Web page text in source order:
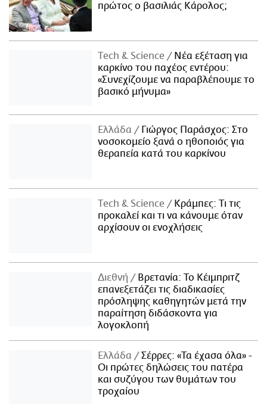
πρώτος ο βασιλιάς Κάρολος;
Τech & Science
Νέα εξέταση για
καρκίνο του παχέος εντέρου:
«Συνεχίζουμε να παραβλέπουμε το
βασικό μήνυμα»
Ελλάδα
Γιώργος Παράσχος: Στο
νοσοκομείο ξανά ο ηθοποιός για
θεραπεία κατά του καρκίνου
Τech & Science
Κράμπες: Τι τις
προκαλεί και τι να κάνουμε όταν
αρχίσουν οι ενοχλήσεις
Διεθνή
Βρετανία: Το Κέιμπριτζ
επανεξετάζει τις διαδικασίες
πρόσληψης καθηγητών μετά την
παραίτηση διδάσκοντα για
λογοκλοπή
Ελλάδα
Σέρρες: «Τα έχασα όλα» -
Οι πρώτες δηλώσεις του πατέρα
και συζύγου των θυμάτων του
τροχαίου